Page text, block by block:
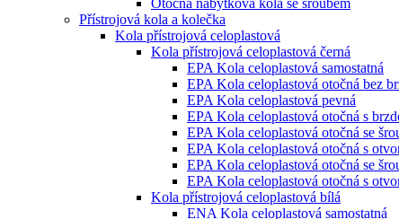
Otočná nábytková kola se šroubem
Přístrojová kola a kolečka
Kola přístrojová celoplastová
Kola přístrojová celoplastová černá
EPA Kola celoplastová samostatná
EPA Kola celoplastová otočná bez
EPA Kola celoplastová pevná
EPA Kola celoplastová otočná s
EPA Kola celoplastová otočná se
EPA Kola celoplastová otočná s
EPA Kola celoplastová otočná se
EPA Kola celoplastová otočná s
Kola přístrojová celoplastová bílá
ENA Kola celoplastová samostatná